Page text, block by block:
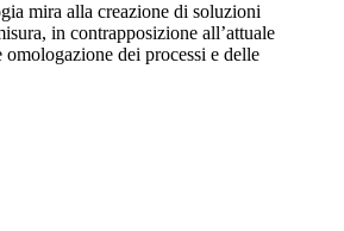
mira alla creazione di soluzioni
in contrapposizione all’attuale
omologazione dei processi e delle